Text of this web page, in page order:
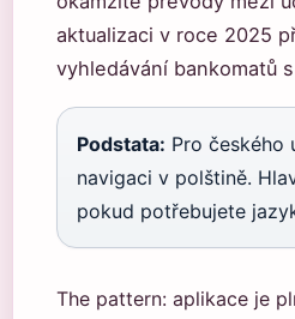
aktualizaci v roce 2025
vyhledávání bankomatů
Podstata: Pro českého
navigaci v polštině.
pokud potřebujete
The pattern: aplikace je